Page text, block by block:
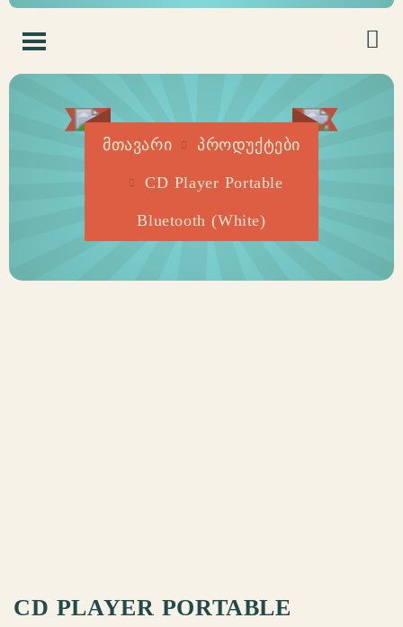
მთავარი პროდუქტები
CD Player Portable
Bluetooth (White)
CD PLAYER PORTABLE